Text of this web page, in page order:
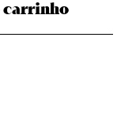
carrinho